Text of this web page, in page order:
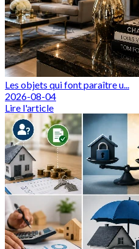
Les objets qui font paraître u...
2026-08-04
Lire l'article